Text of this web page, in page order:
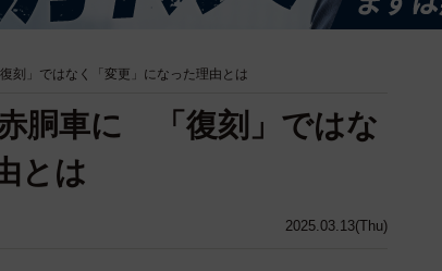
刻」ではなく「変更」になった理由とは
2025.03.13(Thu)
胴車に 「復刻」ではな
とは